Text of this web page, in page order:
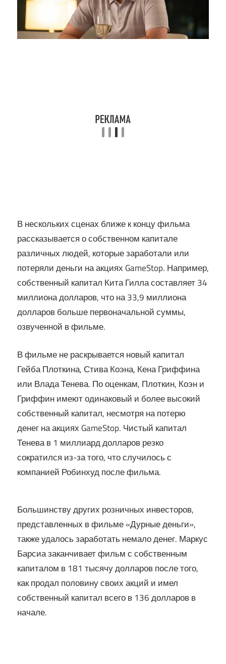
В нескольких сценах ближе к концу фильма
рассказывается о собственном капитале
различных людей, которые заработали или
потеряли деньги на акциях GameStop. Например,
собственный капитал Кита Гилла составляет 34
миллиона долларов, что на 33,9 миллиона
долларов больше первоначальной суммы,
озвученной в фильме.
В фильме не раскрывается новый капитал
Гейба Плоткина, Стива Коэна, Кена Гриффина
или Влада Тенева. По оценкам, Плоткин, Коэн и
Гриффин имеют одинаковый и более высокий
собственный капитал, несмотря на потерю
денег на акциях GameStop. Чистый капитал
Тенева в 1 миллиард долларов резко
сократился из-за того, что случилось с
компанией Робинхуд после фильма.
Большинству других розничных инвесторов,
представленных в фильме «Дурные деньги»,
также удалось заработать немало денег. Маркус
Барсиа заканчивает фильм с собственным
капиталом в 181 тысячу долларов после того,
как продал половину своих акций и имел
собственный капитал всего в 136 долларов в
начале.